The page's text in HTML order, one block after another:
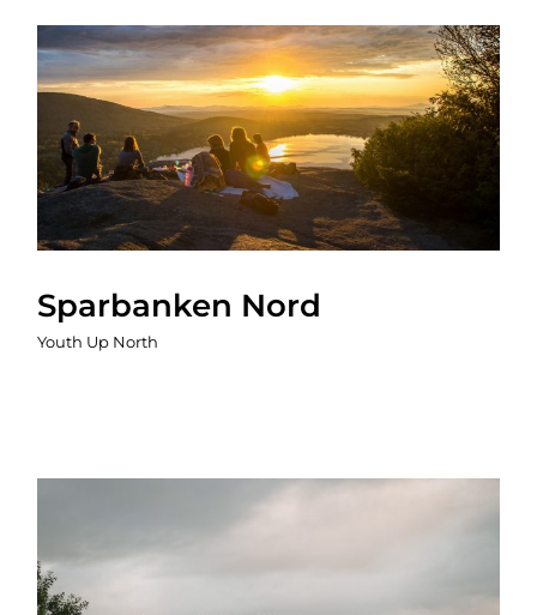
Sparbanken Nord
Youth Up North